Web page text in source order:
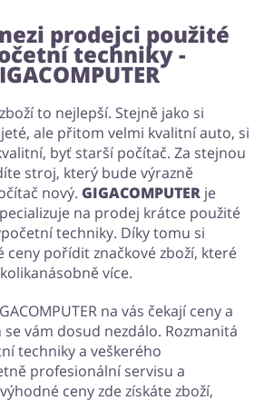
prodejci použité
techniky -
to nejlepší. Stejně jako si
ale přitom velmi kvalitní auto, si
byť starší počítač. Za stejnou
stroj, který bude výrazně
nový. GIGACOMPUTER je
na prodej krátce použité
techniky. Díky tomu si
ceny pořídit značkové zboží, které
více.
na vás čekají ceny a
se vám dosud nezdálo. Rozmanitá
techniky a veškerého
profesionální servisu a
ceny zde získáte zboží,